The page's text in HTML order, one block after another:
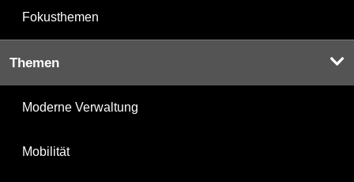
Fokusthemen
Themen
Moderne Verwaltung
Mobilität